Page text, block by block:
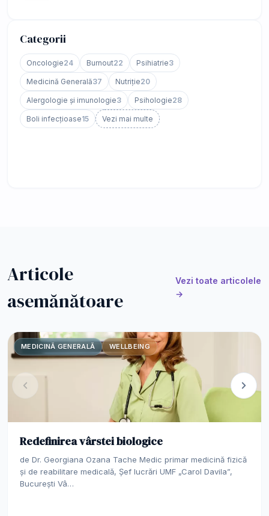
Categorii
Oncologie24 Burnout22 Psihiatrie3
Medicină Generală37 Nutriție20
Alergologie și imunologie3 Psihologie28
Boli infecțioase15 Vezi mai multe
Articole
asemănătoare
Vezi toate articolele
→
MEDICINĂ GENERALĂ WELLBEING
Redefinirea vârstei biologice
de Dr. Georgiana Ozana Tache Medic primar medicină fizică
și de reabilitare medicală, Șef lucrări UMF „Carol Davila”,
București Vâ…